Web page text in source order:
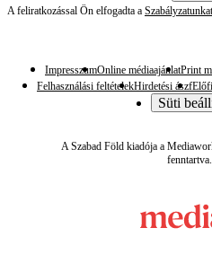
A feliratkozással Ön elfogadta a Szabályzatunkat
ImpresszumOnline médiaajánlatPrint
Felhasználási feltételekHirdetési ászf
Süti
A Szabad Föld kiadója a